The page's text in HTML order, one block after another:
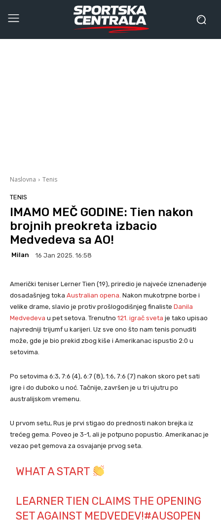
Naslovna Tenis
TENIS
IMAMO MEČ GODINE: Tien nakon
brojnih preokreta izbacio
Medvedeva sa AO!
Milan 16 Jan 2025. 16:58
Američki teniser Lerner Tien (19), priredio je najveće iznenađenje
dosadašnjeg toka Australian opena. Nakon mukotrpne borbe i
velike drame, slavio je protiv prošlogodišnjeg finaliste Danila
Medvedeva u pet setova. Trenutno 121. igrač sveta je tako upisao
najvredniji trijumf u karijeri. Uz sve ono što nam tenis ponuditi
može, gde je bio prekid zbog kiše i Amerikanac ispustio 2:0 u
setovima.
Po setovima 6:3, 7:6 (4), 6:7 (8), 1:6, 7:6 (7) nakon skoro pet sati
igre i do duboko u noć. Tačnije, završen je u tri ujutru po
australijskom vremenu.
U prvom setu, Rus je prvi stigao do prednosti nakon brejka iz
trećeg gema. Poveo je 3-1, ali je potpuno popustio. Amerikanac je
vezao pet gemova za osvajanje prvog seta.
WHAT A START
LEARNER TIEN CLAIMS THE OPENING
SET AGAINST MEDVEDEV!#AUSOPEN